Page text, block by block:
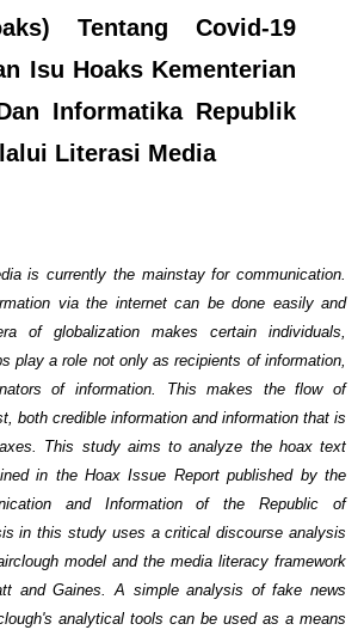
Tentang Covid-19
Isu Hoaks Kementerian
Informatika Republik
Literasi Media
is currently the mainstay for communication.
via the internet can be done easily and
of globalization makes certain individuals,
play a role not only as recipients of information,
of information. This makes the flow of
both credible information and information that is
This study aims to analyze the hoax text
in the Hoax Issue Report published by the
and Information of the Republic of
in this study uses a critical discourse analysis
model and the media literacy framework
and Gaines. A simple analysis of fake news
analytical tools can be used as a means